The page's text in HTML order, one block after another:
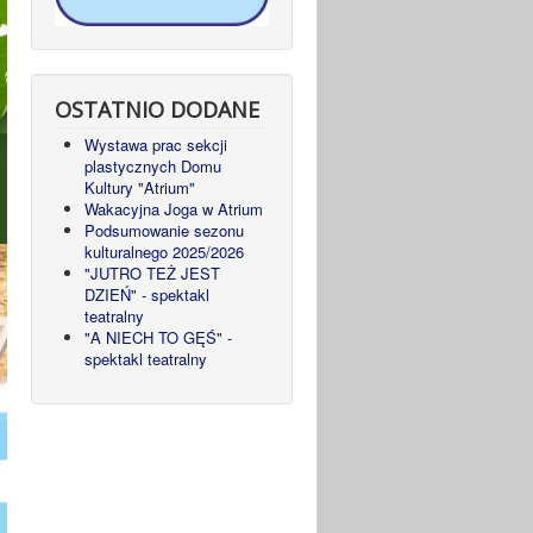
OSTATNIO DODANE
Wystawa prac sekcji
plastycznych Domu
Kultury "Atrium"
Wakacyjna Joga w Atrium
Podsumowanie sezonu
kulturalnego 2025/2026
"JUTRO TEŻ JEST
DZIEŃ" - spektakl
teatralny
"A NIECH TO GĘŚ" -
spektakl teatralny